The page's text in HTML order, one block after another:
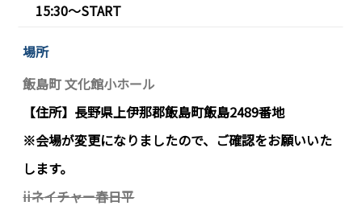
15:30〜START
場所
飯島町 文化館小ホール
【住所】長野県上伊那郡飯島町飯島2489番地
※会場が変更になりましたので、ご確認をお願いいた
します。
iiネイチャー春日平